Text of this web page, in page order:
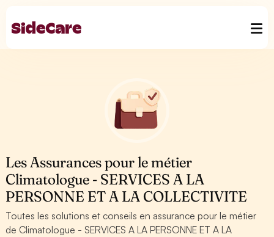
Les Assurances pour le métier
Climatologue - SERVICES A LA
PERSONNE ET A LA COLLECTIVITE
Toutes les solutions et conseils en assurance pour le métier
de Climatologue - SERVICES A LA PERSONNE ET A LA